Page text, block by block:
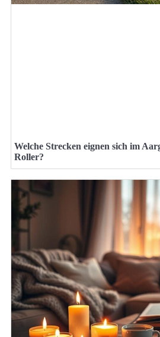
Welche Strecken eignen sich im
Roller?